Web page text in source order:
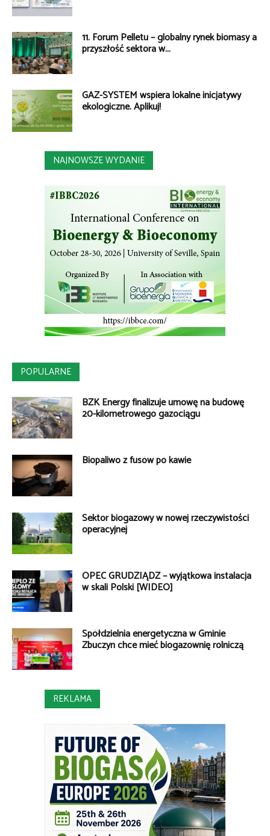
11. Forum Pelletu – globalny rynek biomasy a
przyszłość sektora w...
GAZ-SYSTEM wspiera lokalne inicjatywy
ekologiczne. Aplikuj!
NAJNOWSZE WYDANIE
POPULARNE
BZK Energy finalizuje umowę na budowę
20-kilometrowego gazociągu
Biopaliwo z fusów po kawie
Sektor biogazowy w nowej rzeczywistości
operacyjnej
OPEC GRUDZIĄDZ – wyjątkowa instalacja
w skali Polski [WIDEO]
Spółdzielnia energetyczna w Gminie
Zbuczyn chce mieć biogazownię rolniczą
REKLAMA